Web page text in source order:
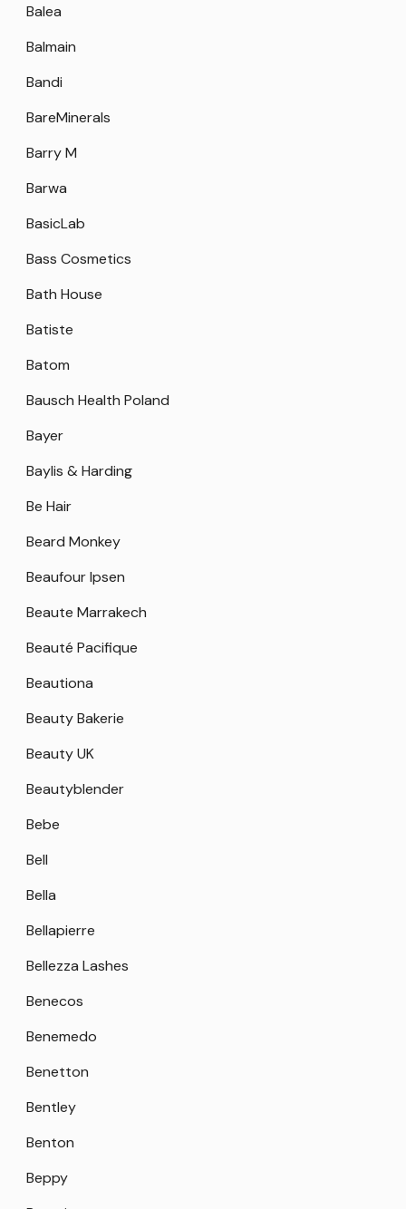
Balea
Balmain
Bandi
BareMinerals
Barry M
Barwa
BasicLab
Bass Cosmetics
Bath House
Batiste
Batom
Bausch Health Poland
Bayer
Baylis & Harding
Be Hair
Beard Monkey
Beaufour Ipsen
Beaute Marrakech
Beauté Pacifique
Beautiona
Beauty Bakerie
Beauty UK
Beautyblender
Bebe
Bell
Bella
Bellapierre
Bellezza Lashes
Benecos
Benemedo
Benetton
Bentley
Benton
Beppy